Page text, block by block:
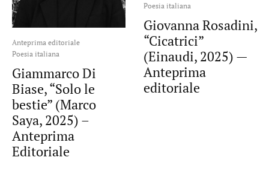
Anteprima editoriale
Poesia italiana
Giammarco Di
Biase, “Solo le
bestie” (Marco
Saya, 2025) –
Anteprima
Editoriale
Poesia italiana
Giovanna Rosadini,
“Cicatrici”
(Einaudi, 2025) —
Anteprima
editoriale